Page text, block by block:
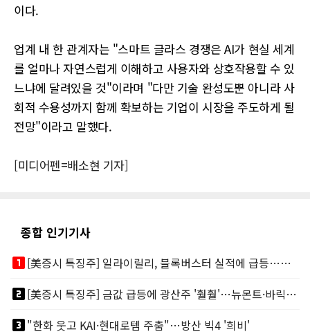
이다.
업계 내 한 관계자는 "스마트 글라스 경쟁은 AI가 현실 세계
를 얼마나 자연스럽게 이해하고 사용자와 상호작용할 수 있
느냐에 달려있을 것"이라며 "다만 기술 완성도뿐 아니라 사
회적 수용성까지 함께 확보하는 기업이 시장을 주도하게 될
전망"이라고 말했다.
[미디어펜=배소현 기자]
종합 인기기사
looks_one
[美증시 특징주] 일라이릴리, 블록버스터 실적에 급등…마운자로 매출 폭발
looks_two
[美증시 특징주] 금값 급등에 광산주 '훨훨'…뉴몬트·바릭마이닝 주도
looks_3"한화 웃고 KAI·현대로템 주춤"…방산 빅4 '희비'